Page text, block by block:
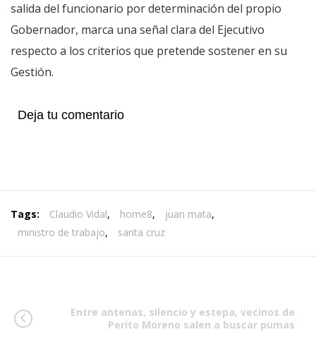
salida del funcionario por determinación del propio
Gobernador, marca una señal clara del Ejecutivo
respecto a los criterios que pretende sostener en su
Gestión.
Deja tu comentario
Tags: Claudio Vidal, home8, juan mata,
ministro de trabajo, santa cruz
Entre antenas, silencio y estepa, vecinos de
Perito Moreno salen a buscar pumas